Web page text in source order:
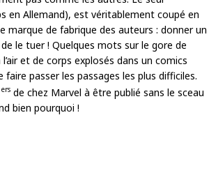
en Allemand), est véritablement coupé en
marque de fabrique des auteurs : donner un
le tuer ! Quelques mots sur le gore de
et de corps explosés dans un comics
passer les passages les plus difficiles.
ers de chez Marvel à être publié sans le sceau
bien pourquoi !